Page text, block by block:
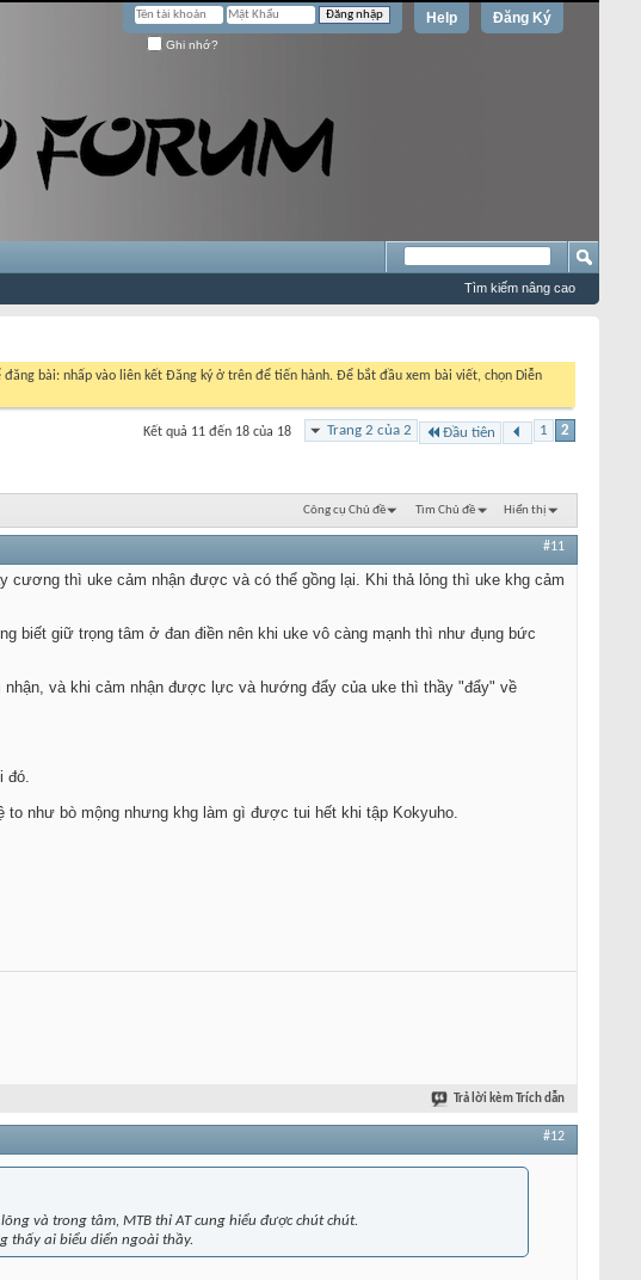
Đăng Ký
Help
Ghi nhớ?
Tìm kiếm nâng cao
bài: nhấp vào liên kết Đăng ký ở trên để tiến hành. Để bắt đầu xem bài viết, chọn Diễn
Trang 2 của 2 Đầu tiên 1 2
Kết quả 11 đến 18 của 18
Công cụ Chủ đề Tìm Chủ đề Hiển thị
#11
thì uke cảm nhận được và có thể gồng lại. Khi thả lỏng thì uke khg cảm
biết giữ trọng tâm ở đan điền nên khi uke vô càng mạnh thì như đụng bức
và khi cảm nhận được lực và hướng đẩy của uke thì thầy "đẩy" về
đó.
như bò mộng nhưng khg làm gì được tui hết khi tập Kokyuho.
Trả lời kèm Trích dẫn
#12
và trong tâm, MTB thỉ AT cung hiểu được chút chút.
thấy ai biểu diển ngoài thầy.